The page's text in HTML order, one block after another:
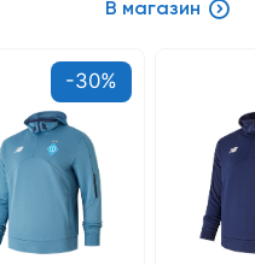
В магазин
-30%